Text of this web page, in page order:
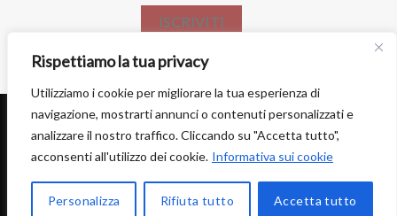
Rispettiamo la tua privacy
Utilizziamo i cookie per migliorare la tua esperienza di
navigazione, mostrarti annunci o contenuti personalizzati e
analizzare il nostro traffico. Cliccando su "Accetta tutto",
acconsenti all'utilizzo dei cookie. Informativa sui cookie
Personalizza Rifiuta tutto Accetta tutto
ISCRIVITI
DIVENTA PARTNER LAVORA CON NOI
PRIVACY
Copyright 2026 © ARTELISANTI
. ALL RIGHTS RESERVED - P.IVA